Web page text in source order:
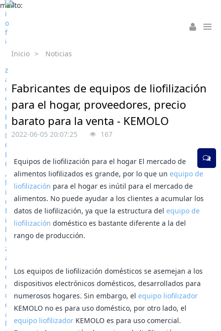
mailto:
Inicio > Noticias
Fabricantes de equipos de liofilización
para el hogar, proveedores, precio
barato para la venta - KEMOLO
2022-06-05 20:07:25 167
Equipos de liofilización para el hogar El mercado de
alimentos liofilizados es grande, por lo que unequipo de
liofilización para el hogar es inútil para el mercado de
alimentos. No puede ayudar a los clientes a acumular los
datos de liofilización, ya que la estructura delequipo de
liofilización doméstico es bastante diferente a la del
rango de producción.
Los equipos de liofilización domésticos se asemejan a los
dispositivos electrónicos domésticos, desarrollados para
numerosos hogares. Sin embargo, elequipo liofilizador
KEMOLO no es para uso doméstico, por otro lado, el
equipo liofilizador KEMOLO es para uso comercial.